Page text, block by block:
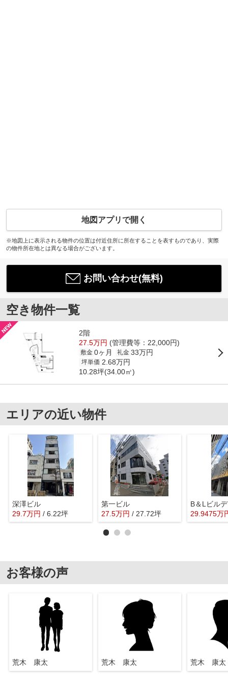
地図アプリで開く
※地図上に表示される物件の位置は付近住所に所在することを表すものであり、実際
の物件所在地とは異なる場合がございます。
お問い合わせ(無料)
空き物件一覧
2階
27.5万円 (管理費等：22,000円)
敷金 0ヶ月 礼金 33万円
坪単価 2.68万円
10.28坪(34.00㎡)
エリアの近い物件
深澤ビル
29.7万円 / 6.22坪
第一ビル
27.5万円 / 27.72坪
B＆Lビル
29.9475万
お客様の声
荒木 康太 荒木 康太 荒木 康太